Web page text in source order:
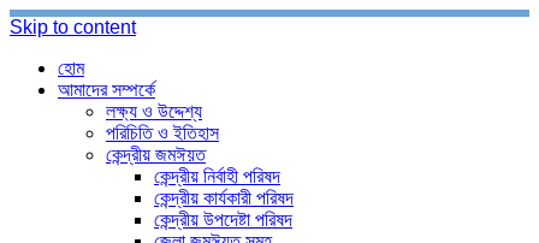
Skip to content
হোম
আমাদের সম্পর্কে
লক্ষ্য ও উদ্দেশ্য
পরিচিতি ও ইতিহাস
কেন্দ্রীয় জমঈয়ত
কেন্দ্রীয় নির্বাহী পরিষদ
কেন্দ্রীয় কার্যকারী পরিষদ
কেন্দ্রীয় উপদেষ্টা পরিষদ